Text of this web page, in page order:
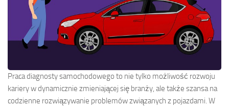
Praca diagnosty samochodowego to nie tylko możliwość rozwoju
kariery w dynamicznie zmieniającej się branży, ale także szansa na
codzienne rozwiązywanie problemów związanych z pojazdami. W